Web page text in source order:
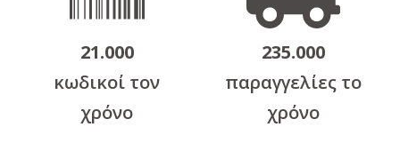
21.000
κωδικοί τον
χρόνο
235.000
παραγγελίες το
χρόνο